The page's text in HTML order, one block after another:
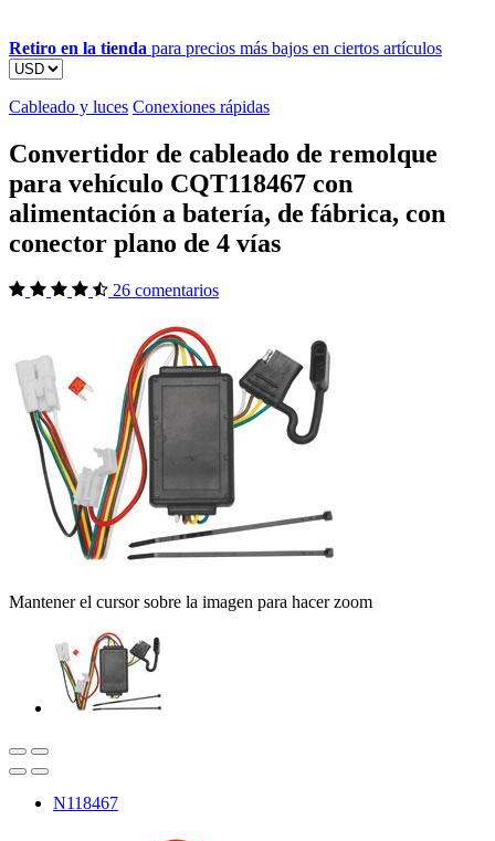
Retiro en la tienda para precios más bajos en ciertos artículos
Cableado y luces Conexiones rápidas
Convertidor de cableado de remolque
para vehículo CQT118467 con
alimentación a batería, de fábrica, con
conector plano de 4 vías
26 comentarios
Mantener el cursor sobre la imagen para hacer zoom
N118467